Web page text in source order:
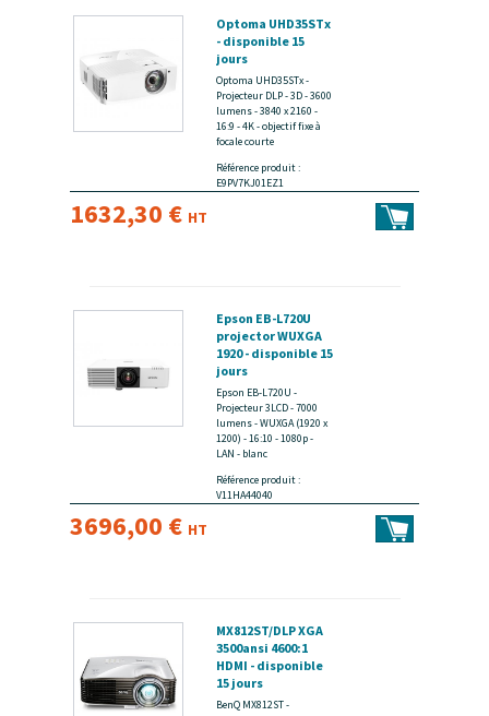
Optoma UHD35STx
- disponible 15
jours
Optoma UHD35STx -
Projecteur DLP - 3D - 3600
lumens - 3840 x 2160 -
16:9 - 4K - objectif fixe à
focale courte
Référence produit :
E9PV7KJ01EZ1
1632,30 € HT
Epson EB-L720U
projector WUXGA
1920 - disponible 15
jours
Epson EB-L720U -
Projecteur 3LCD - 7000
lumens - WUXGA (1920 x
1200) - 16:10 - 1080p -
LAN - blanc
Référence produit :
V11HA44040
3696,00 € HT
MX812ST/DLP XGA
3500ansi 4600:1
HDMI - disponible
15 jours
BenQ MX812ST -